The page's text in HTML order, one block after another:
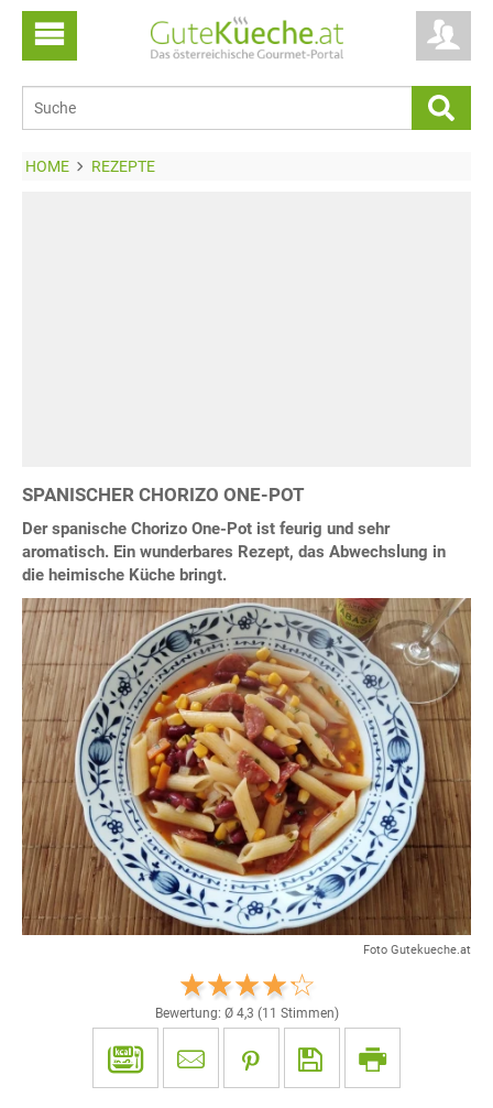
HOME REZEPTE
SPANISCHER CHORIZO ONE-POT
Der spanische Chorizo One-Pot ist feurig und sehr
aromatisch. Ein wunderbares Rezept, das Abwechslung in
die heimische Küche bringt.
Foto Gutekueche.at
Bewertung: Ø 4,3 (11 Stimmen)